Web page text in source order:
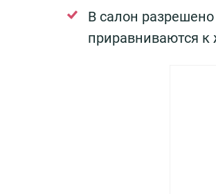
В салон
приравниваются к